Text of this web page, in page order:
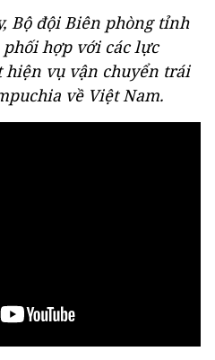
Bộ đội Biên phòng tỉnh
hợp với các lực
vụ vận chuyển trái
về Việt Nam.